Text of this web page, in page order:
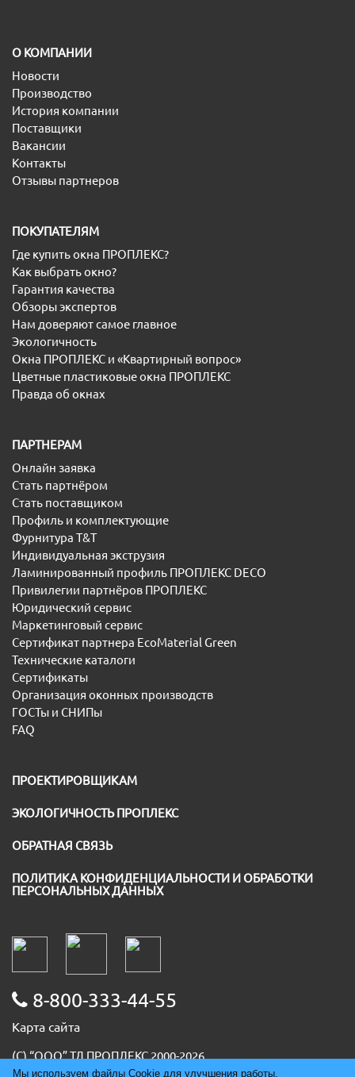
O КОМПАНИИ
Новости
Производство
История компании
Поставщики
Вакансии
Контакты
Отзывы партнеров
ПОКУПАТЕЛЯМ
Где купить окна ПРОПЛЕКС?
Как выбрать окно?
Гарантия качества
Обзоры экспертов
Нам доверяют самое главное
Экологичность
Окна ПРОПЛЕКС и «Квартирный вопрос»
Цветные пластиковые окна ПРОПЛЕКС
Правда об окнах
ПАРТНЕРАМ
Онлайн заявка
Стать партнёром
Стать поставщиком
Профиль и комплектующие
Фурнитура T&T
Индивидуальная экструзия
Ламинированный профиль ПРОПЛЕКС DECO
Привилегии партнёров ПРОПЛЕКС
Юридический сервис
Маркетинговый сервис
Сертификат партнера EcoMaterial Green
Технические каталоги
Сертификаты
Организация оконных производств
ГОСТы и СНИПы
FAQ
ПРОЕКТИРОВЩИКАМ
ЭКОЛОГИЧНОСТЬ ПРОПЛЕКС
ОБРАТНАЯ СВЯЗЬ
ПОЛИТИКА КОНФИДЕНЦИАЛЬНОСТИ И ОБРАБОТКИ
ПЕРСОНАЛЬНЫХ ДАННЫХ
8-800-333-44-55
Карта сайта
(С) “ООО” ТД ПРОПЛЕКС 2000-2026
ИНН 5036091667
Мы используем файлы Cookie для улучшения работы,